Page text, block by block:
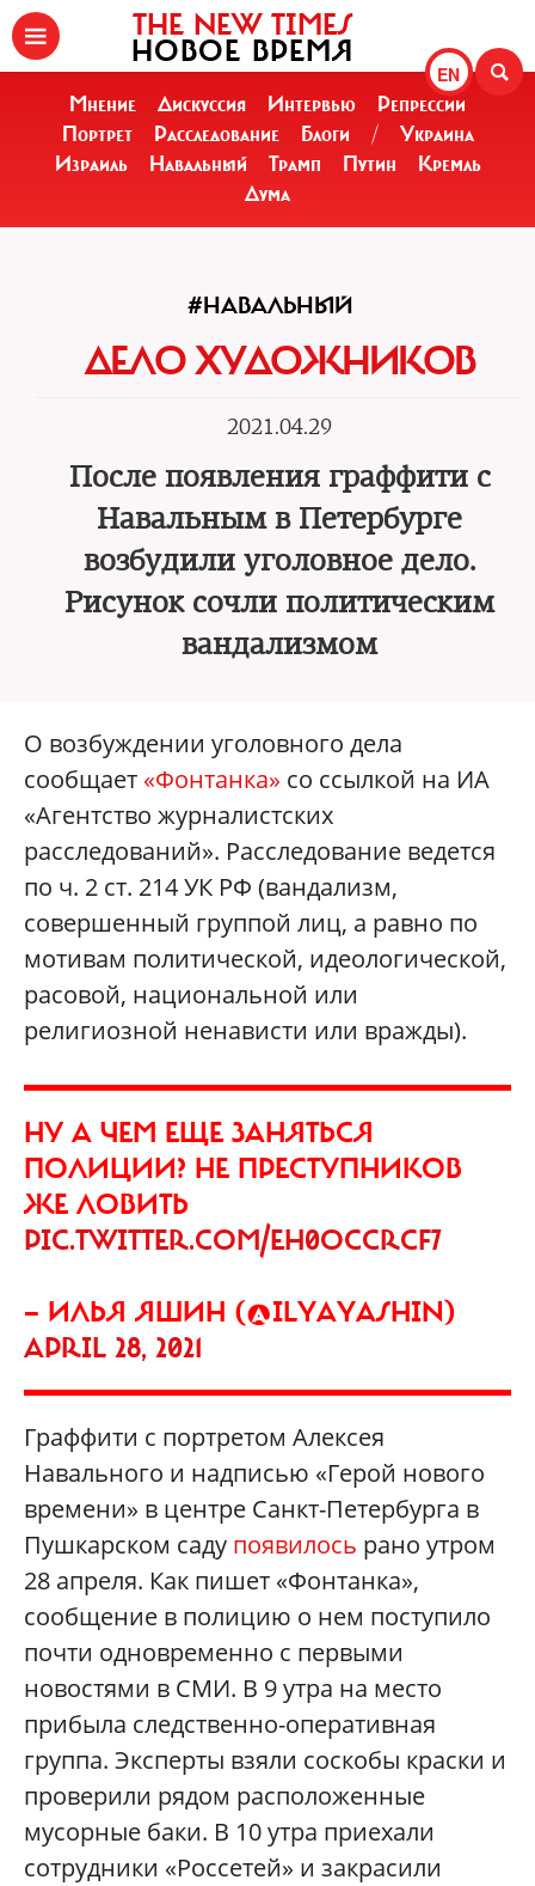
EN
THE NEW TIMES
НОВОЕ ВРЕМЯ
Мнение Дискуссия Интервью
Репрессии
Портрет
Расследование Блоги /
Украина
Израиль
Навальный Трамп Путин
Кремль
Дума
#НАВАЛЬНЫЙ
ДЕЛО ХУДОЖНИКОВ
2021.04.29
После появления граффити с
Навальным в Петербурге
возбудили уголовное дело.
Рисунок сочли политическим
вандализмом
О возбуждении уголовного дела
сообщает «Фонтанка» со ссылкой на ИА
«Агентство журналистских
расследований». Расследование ведется
по ч. 2 ст. 214 УК РФ (вандализм,
совершенный группой лиц, а равно по
мотивам политической, идеологической,
расовой, национальной или
религиозной ненависти или вражды).
НУ А ЧЕМ ЕЩЕ ЗАНЯТЬСЯ
ПОЛИЦИИ? НЕ ПРЕСТУПНИКОВ
ЖЕ ЛОВИТЬ
PIC.TWITTER.COM/EH0OCCRCF7
— ИЛЬЯ ЯШИН (@ILYAYASHIN)
APRIL 28, 2021
Граффити с портретом Алексея
Навального и надписью «Герой нового
времени» в центре Санкт-Петербурга в
Пушкарском саду появилось рано утром
28 апреля. Как пишет «Фонтанка»,
сообщение в полицию о нем поступило
почти одновременно с первыми
новостями в СМИ. В 9 утра на место
прибыла следственно-оперативная
группа. Эксперты взяли соскобы краски и
проверили рядом расположенные
мусорные баки. В 10 утра приехали
сотрудники «Россетей» и закрасили